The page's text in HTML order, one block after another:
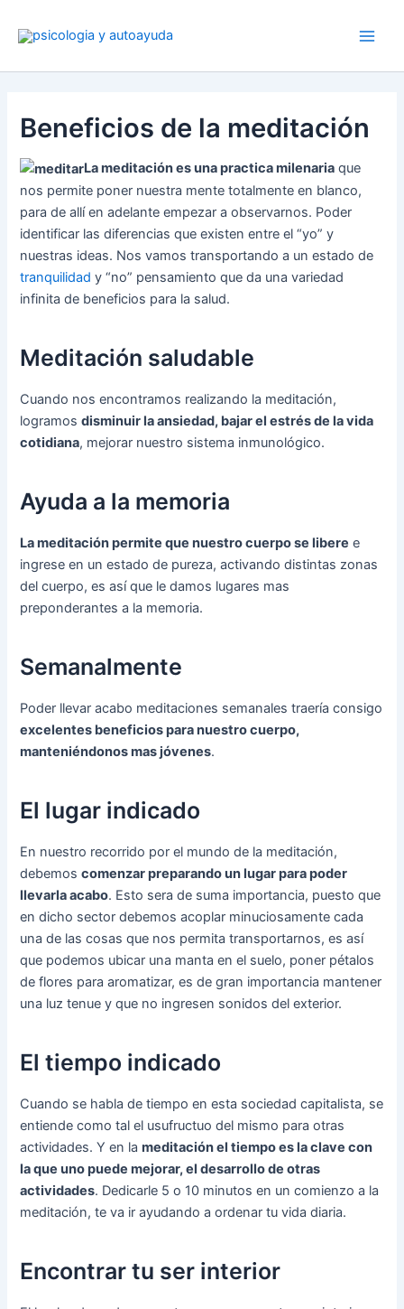
Beneficios de la meditación
La meditación es una practica milenaria que
nos permite poner nuestra mente totalmente en blanco,
para de allí en adelante empezar a observarnos. Poder
identificar las diferencias que existen entre el “yo” y
nuestras ideas. Nos vamos transportando a un estado de
tranquilidad y “no” pensamiento que da una variedad
infinita de beneficios para la salud.
Meditación saludable
Cuando nos encontramos realizando la meditación,
logramosdisminuir la ansiedad, bajar el estrés de la vida
cotidiana, mejorar nuestro sistema inmunológico.
Ayuda a la memoria
La meditación permite que nuestro cuerpo se libere e
ingrese en un estado de pureza, activando distintas zonas
del cuerpo, es así que le damos lugares mas
preponderantes a la memoria.
Semanalmente
Poder llevar acabo meditaciones semanales traería consigo
excelentes beneficios para nuestro cuerpo,
manteniéndonos mas jóvenes.
El lugar indicado
En nuestro recorrido por el mundo de la meditación,
debemoscomenzar preparando un lugar para poder
llevarla acabo. Esto sera de suma importancia, puesto que
en dicho sector debemos acoplar minuciosamente cada
una de las cosas que nos permita transportarnos, es así
que podemos ubicar una manta en el suelo, poner pétalos
de flores para aromatizar, es de gran importancia mantener
una luz tenue y que no ingresen sonidos del exterior.
El tiempo indicado
Cuando se habla de tiempo en esta sociedad capitalista, se
entiende como tal el usufructuo del mismo para otras
actividades. Y en lameditación el tiempo es la clave con
la que uno puede mejorar, el desarrollo de otras
actividades. Dedicarle 5 o 10 minutos en un comienzo a la
meditación, te va ir ayudando a ordenar tu vida diaria.
Encontrar tu ser interior